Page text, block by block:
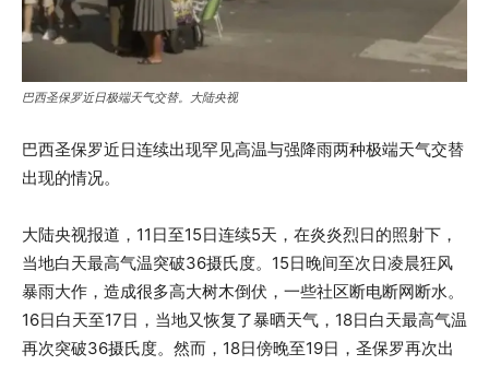
巴西圣保罗近日极端天气交替。大陆央视
巴西圣保罗近日连续出现罕见高温与强降雨两种极端天气交替
出现的情况。
大陆央视报道，11日至15日连续5天，在炎炎烈日的照射下，
当地白天最高气温突破36摄氏度。15日晚间至次日凌晨狂风
暴雨大作，造成很多高大树木倒伏，一些社区断电断网断水。
16日白天至17日，当地又恢复了暴晒天气，18日白天最高气温
再次突破36摄氏度。然而，18日傍晚至19日，圣保罗再次出